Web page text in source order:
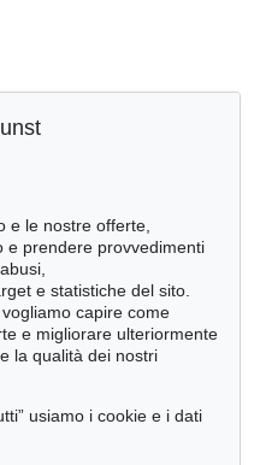
e le nostre offerte,
e prendere provvedimenti
e statistiche del sito.
capire come
e migliorare ulteriormente
la qualità dei nostri
usiamo i cookie e i dati